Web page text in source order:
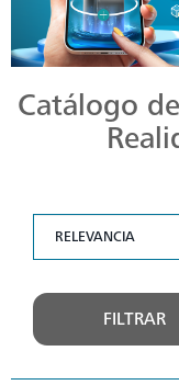
Catálogo
FILTRAR